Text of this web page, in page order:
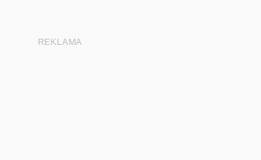
REKLAMA